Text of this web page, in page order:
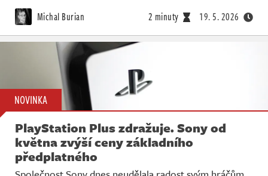
Michal Burian 2 minuty 19. 5. 2026
NOVINKA
PlayStation Plus zdražuje. Sony od
května zvýší ceny základního
předplatného